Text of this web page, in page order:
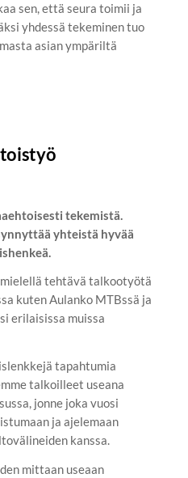
sen, että seura toimii ja
yhdessä tekeminen tuo
asian ympäriltä
tekemistä.
yhteistä hyvää
tehtävä talkootyötä
kuten Aulanko MTBssä ja
erilaisissa muissa
tapahtumia
talkoilleet useana
jonne joka vuosi
ja ajelemaan
kanssa.
mittaan useaan